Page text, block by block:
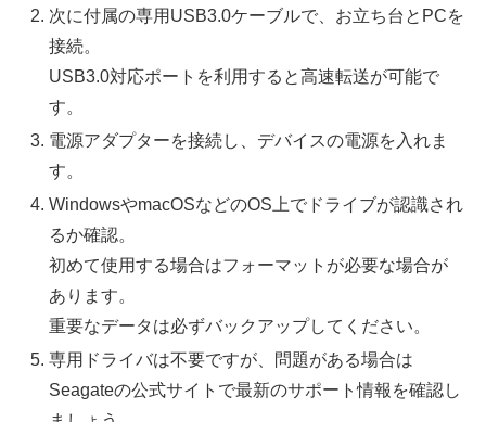
次に付属の専用USB3.0ケーブルで、お立ち台とPCを
接続。
USB3.0対応ポートを利用すると高速転送が可能で
す。
電源アダプターを接続し、デバイスの電源を入れま
す。
WindowsやmacOSなどのOS上でドライブが認識され
るか確認。
初めて使用する場合はフォーマットが必要な場合が
あります。
重要なデータは必ずバックアップしてください。
専用ドライバは不要ですが、問題がある場合は
Seagateの公式サイトで最新のサポート情報を確認し